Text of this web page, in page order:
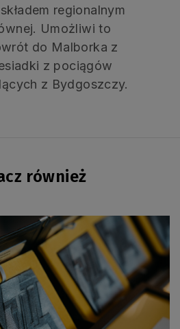
regionalnym
Umożliwi to
do Malborka z
z pociągów
z Bydgoszczy.
również